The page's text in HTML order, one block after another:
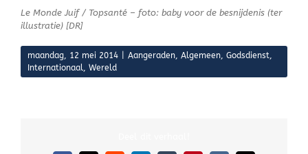
Le Monde Juif / Topsanté – foto: baby voor de besnijdenis (ter
illustratie) [DR]
maandag, 12 mei 2014 Aangeraden, Algemeen, Godsdienst,
Internationaal, Wereld